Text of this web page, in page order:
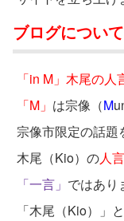
ブログについて
「in M」木尾の人
「M」 は宗像（M
宗像市限定の話題
木尾（Kio）の人
「一言」 ではあり
「木尾（Kio）」